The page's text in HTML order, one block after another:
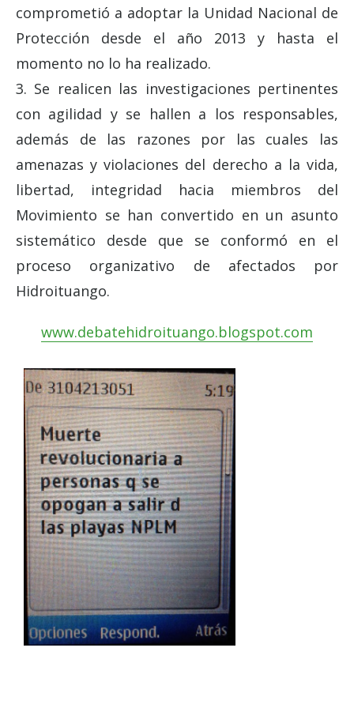
comprometió a adoptar la Unidad Nacional de
Protección desde el año 2013 y hasta el
momento no lo ha realizado.
3. Se realicen las investigaciones pertinentes
con agilidad y se hallen a los responsables,
además de las razones por las cuales las
amenazas y violaciones del derecho a la vida,
libertad, integridad hacia miembros del
Movimiento se han convertido en un asunto
sistemático desde que se conformó en el
proceso organizativo de afectados por
Hidroituango.
www.debatehidroituango.blogspot.com